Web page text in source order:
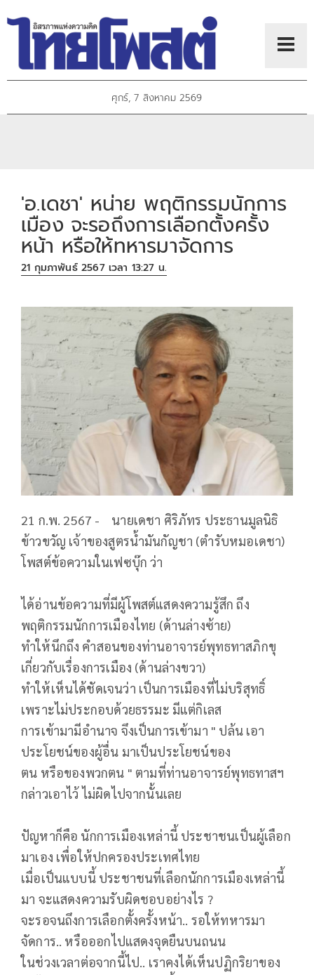
ศุกร์, 7 สิงหาคม 2569
'อ.เดชา' หน่าย พฤติกรรมนักการ
เมือง จะรอถึงการเลือกตั้งครั้ง
หน้า หรือให้ทหารมาจัดการ
21 กุมภาพันธ์ 2567 เวลา 13:27 น.
21 ก.พ. 2567 - นายเดชา ศิริภัทร ประธานมูลนิธิ
ข้าวขวัญ เจ้าของสูตรน้ำมันกัญชา (ตำรับหมอเดชา)
โพสต์ข้อความในเฟซบุ๊ก ว่า
ได้อ่านข้อความที่มีผู้โพสต์​แสดงความรู้สึก​ ถึง
พฤติกรรมนักการเมืองไทย​ (ด้านล่างซ้าย)
ทำให้นึกถึง​ คำสอนของท่านอาจารย์​พุทธทาส​ภิกขุ​
เกี่ยวกับเรื่องการเมือง​ (ด้านล่างขวา)
ทำให้เห็นได้ชัดเจนว่า​ เป็นการเมืองที่ไม่บริสุทธิ์​
เพราะไม่ประกอบด้วยธรรมะ​ มีแต่กิเลส
การเข้ามามีอำนาจ จึงเป็นการเข้ามา​ " ปล้น​ เอา
ประโยชน์ของผู้อื่น​ มาเป็นประโยชน์​ของ
ตน​ หรือของพวกตน​ " ตามที่ท่านอาจารย์​พุทธ​ทาส​ฯ​
กล่าวเอาไว้​ ไม่ผิดไปจากนั้นเลย
ปัญหา​ก็คือ​ นักการเมืองเหล่านี้​ ประชาชนเป็นผู้เลือก
มาเอง​ เพื่อให้ปกครองประเทศ​ไทย
เมื่อเป็นแบบนี้ ประชาชนที่เลือกนักการเมืองเหล่านี้
มา​ จะแสดงความรับผิดชอบอย่างไร​ ?
จะรอจนถึงการเลือกตั้งครั้งหน้า.. รอให้ทหารมา
จัดการ.. หรือออกไปแสดงจุดยืนบนถนน
ในช่วงเวลาต่อจากนี้ไป.. เราคงได้เห็นปฏิกริยาของ